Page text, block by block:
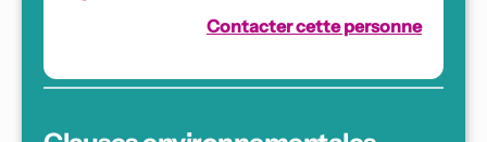
Contacter cette personne